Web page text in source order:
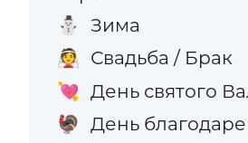
⛄ Зима
👰 Свадьба / Брак
💘 День святого
🦃 День